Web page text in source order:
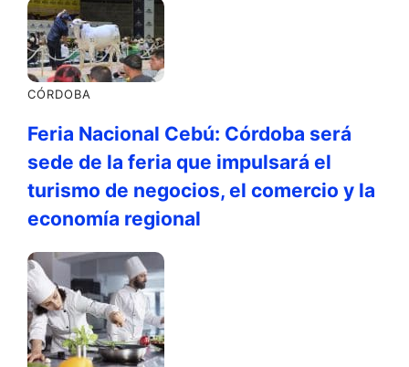
CÓRDOBA
Feria Nacional Cebú: Córdoba será
sede de la feria que impulsará el
turismo de negocios, el comercio y la
economía regional